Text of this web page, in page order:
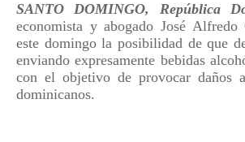
SANTO DOMINGO, República
economista y abogado José Alfredo
este domingo la posibilidad de que
enviando expresamente bebidas
con el objetivo de provocar daños
dominicanos.